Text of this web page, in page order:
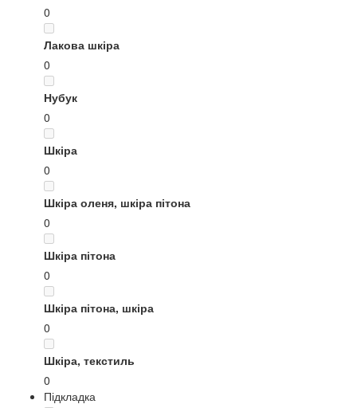
0
Лакова шкіра
0
Нубук
0
Шкіра
0
Шкіра оленя, шкіра пітона
0
Шкіра пітона
0
Шкіра пітона, шкіра
0
Шкіра, текстиль
0
Підкладка